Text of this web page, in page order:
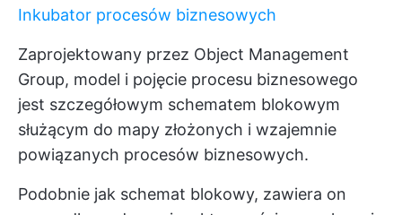
Inkubator procesów biznesowych
Zaprojektowany przez Object Management
Group, model i pojęcie procesu biznesowego
jest szczegółowym schematem blokowym
służącym do mapy złożonych i wzajemnie
powiązanych procesów biznesowych.
Podobnie jak schemat blokowy, zawiera on